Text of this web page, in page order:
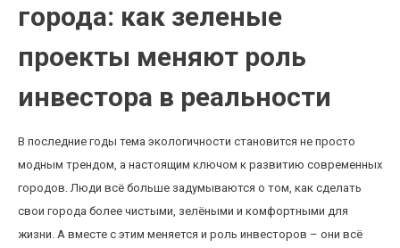
города: как зеленые
проекты меняют роль
инвестора в реальности
В последние годы тема экологичности становится не просто
модным трендом, а настоящим ключом к развитию современных
городов. Люди всё больше задумываются о том, как сделать
свои города более чистыми, зелёными и комфортными для
жизни. А вместе с этим меняется и роль инвесторов – они всё